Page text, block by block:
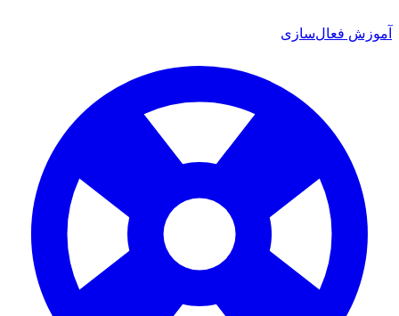
آموزش فعال‌سازی